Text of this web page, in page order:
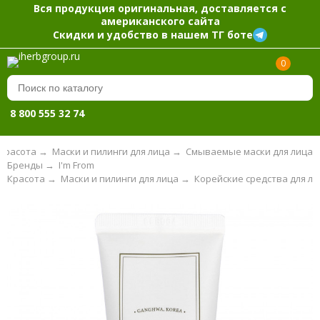
Вся продукция оригинальная, доставляется с
американского сайта
Скидки и удобство в нашем ТГ боте
0
8 800 555 32 74
→ Маски и пилинги для лица → Смываемые маски для лица
I'm From
Бренды →
Корейские средства для
Маски и пилинги для лица →
Красота →